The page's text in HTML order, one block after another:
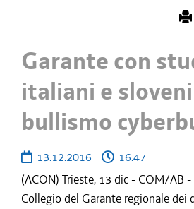
Garante con
italiani e
bullismo
13.12.2016
16:47
(ACON) Trieste, 13 dic - COM/AB
Collegio del Garante regionale dei